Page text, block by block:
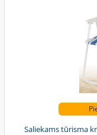
Saliekams tūrisma